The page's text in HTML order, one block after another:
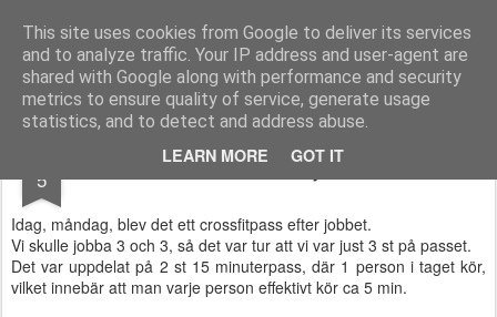
This site uses cookies from Google to deliver its services
and to analyze traffic. Your IP address and user-agent are
shared with Google along with performance and security
metrics to ensure quality of service, generate usage
statistics, and to detect and address abuse.
LEARN MORE GOT IT
Functional Fitness by Mattias - Träningsinspiration & träningsfilmer
Pages
5 Crossfit efter jobbet
Idag, måndag, blev det ett crossfitpass efter jobbet.
Vi skulle jobba 3 och 3, så det var tur att vi var just 3 st på passet.
Det var uppdelat på 2 st 15 minuterpass, där 1 person i taget kör,
vilket innebär att man varje person effektivt kör ca 5 min.